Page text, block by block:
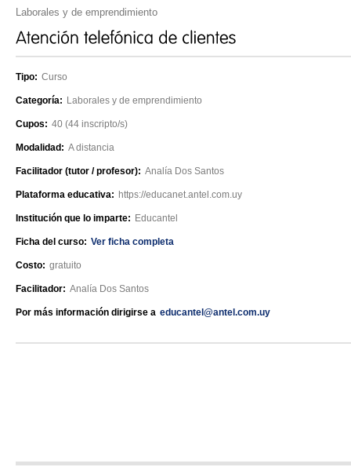
Laborales y de emprendimiento
Tipo: Curso
Categoría: Laborales y de emprendimiento
Cupos: 40 (44 inscripto/s)
Modalidad: A distancia
Facilitador (tutor / profesor): Analía Dos Santos
Plataforma educativa: https://educanet.antel.com.uy
Institución que lo imparte: Educantel
Ficha del curso: Ver ficha completa
Costo: gratuito
Facilitador: Analía Dos Santos
Por más información dirigirse a educantel@antel.com.uy